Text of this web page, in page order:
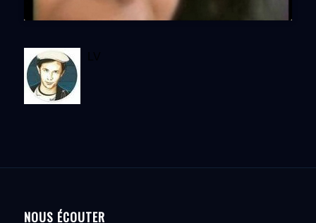
NOUS ÉCOUTER